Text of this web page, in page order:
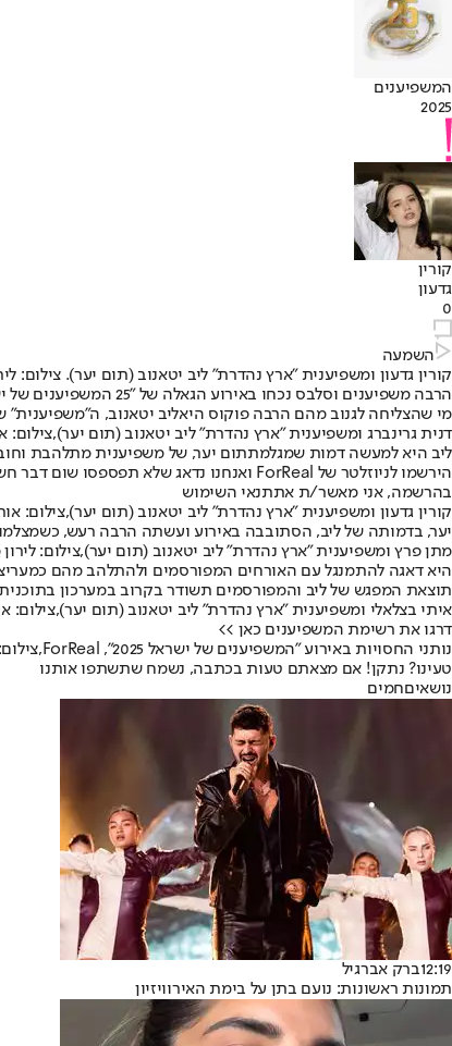
המשפיענים
2025
קורין
גדעון
0
השמעה
קורין גדעון ומשפיענית "ארץ נהדרת" ליב יטאנוב (תום יער). צילום:
הרבה משפיענים וסלבס נכחו באירוע הגאלה של "25 המשפיענים של ישראל 2025" של ForReal באיצטדיון בלומפילד בתל אביב.
מי שהצליחה לגנוב מהם הרבה פוקוס היאליב יטאנוב, ה"משפיענית"
דנית גרינברג ומשפיענית "ארץ נהדרת" ליב יטאנוב (תום יער),צילום:
ליב היא למעשה דמות שמגלמתתום יער, של משפיענית מתלהבת
הירשמו לניוזלטר של ForReal ואנחנו נדאג שלא תפספסו שום דבר חשוב!
בהרשמה, אני מאשר/ת אתתנאי השימוש
קורין גדעון ומשפיענית "ארץ נהדרת" ליב יטאנוב (תום יער),צילום:
יער, בדמותה של ליב, הסתובבה באירוע ועשתה הרבה רעש,
מתן פרץ ומשפיענית "ארץ נהדרת" ליב יטאנוב (תום יער),צילום: לירון
היא דאגה להתמנגל עם האורחים המפורסמים ולהתלהב מהם
תוצאת המפגש של ליב והמפורסמים תשודר בקרוב במערכון בתוכנית
איתי בצלאלי ומשפיענית "ארץ נהדרת" ליב יטאנוב (תום יער),צילום:
דרגו את רשימת המשפיענים כאן >>
נותני החסויות באירוע "המשפיענים של ישראל 2025", ForReal,צילום: ללא
טעינו? נתקן! אם מצאתם טעות בכתבה, נשמח שתשתפו אותנו
נושאיםחמים
12:19ברק אברגיל
תמונות ראשונות: נועם בתן על בימת האירוויזיון